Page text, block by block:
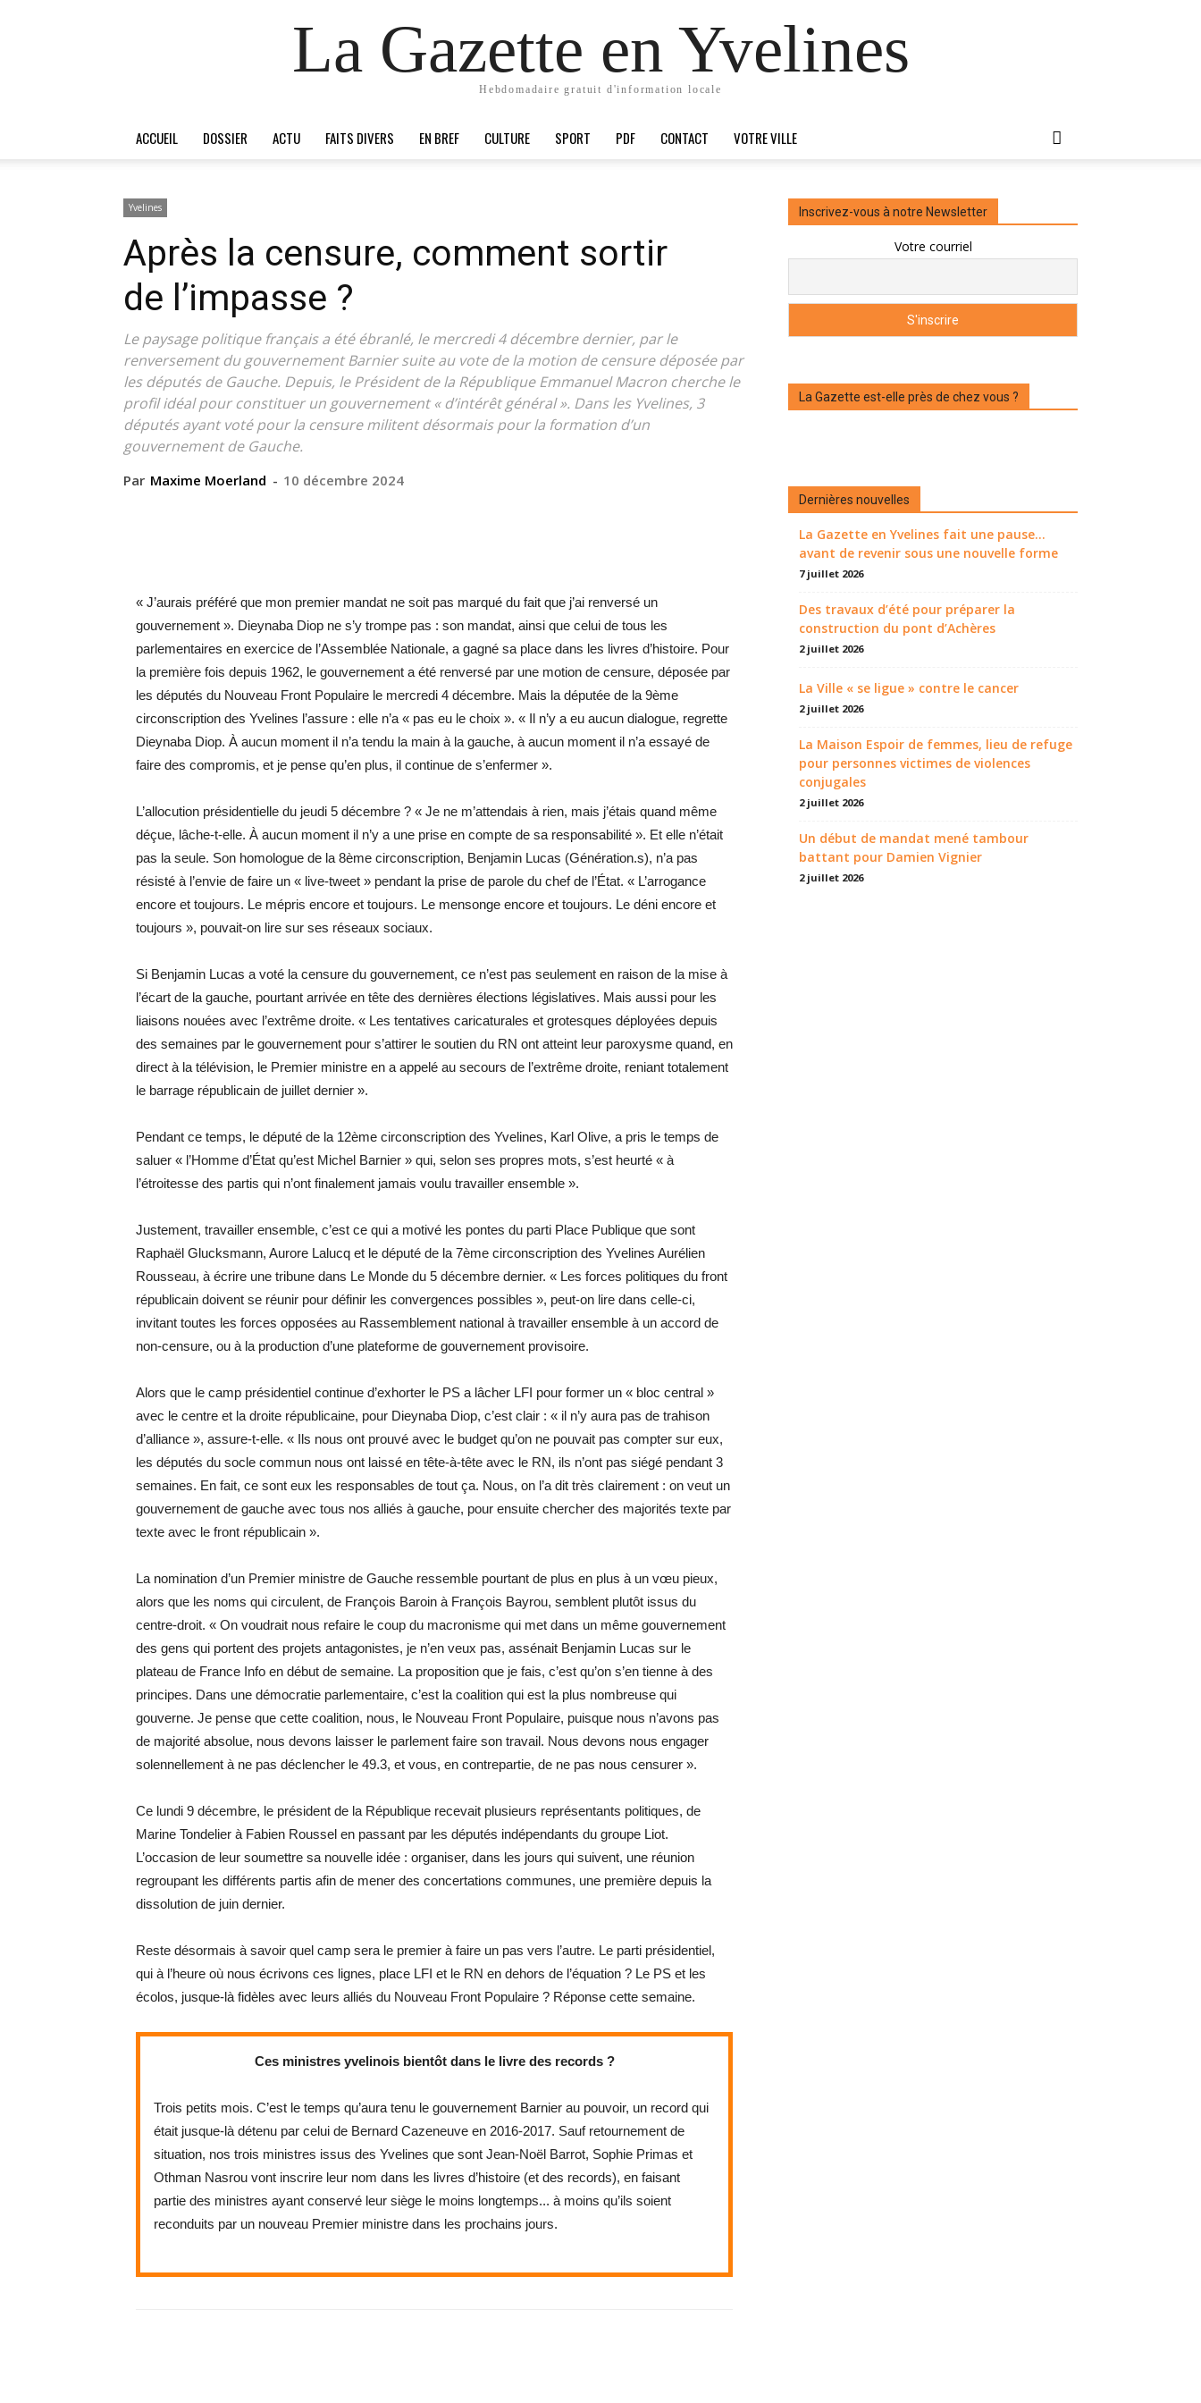
La Gazette en Yvelines
Hebdomadaire gratuit d'information locale
ACCUEIL DOSSIER ACTU FAITS DIVERS EN BREF CULTURE SPORT PDF CONTACT VOTRE VILLE
Yvelines
Après la censure, comment sortir
de l’impasse ?
Le paysage politique français a été ébranlé, le mercredi 4 décembre dernier, par le
renversement du gouvernement Barnier suite au vote de la motion de censure déposée par
les députés de Gauche. Depuis, le Président de la République Emmanuel Macron cherche le
profil idéal pour constituer un gouvernement « d’intérêt général ». Dans les Yvelines, 3
députés ayant voté pour la censure militent désormais pour la formation d’un
gouvernement de Gauche.
Par Maxime Moerland - 10 décembre 2024
« J’aurais préféré que mon premier mandat ne soit pas marqué du fait que j’ai renversé un
gouvernement ». Dieynaba Diop ne s’y trompe pas : son mandat, ainsi que celui de tous les
parlementaires en exercice de l’Assemblée Nationale, a gagné sa place dans les livres d’histoire. Pour
la première fois depuis 1962, le gouvernement a été renversé par une motion de censure, déposée par
les députés du Nouveau Front Populaire le mercredi 4 décembre. Mais la députée de la 9ème
circonscription des Yvelines l’assure : elle n’a « pas eu le choix ». « Il n’y a eu aucun dialogue, regrette
Dieynaba Diop. À aucun moment il n’a tendu la main à la gauche, à aucun moment il n’a essayé de
faire des compromis, et je pense qu’en plus, il continue de s’enfermer ».
L’allocution présidentielle du jeudi 5 décembre ? « Je ne m’attendais à rien, mais j’étais quand même
déçue, lâche-t-elle. À aucun moment il n’y a une prise en compte de sa responsabilité ». Et elle n’était
pas la seule. Son homologue de la 8ème circonscription, Benjamin Lucas (Génération.s), n’a pas
résisté à l’envie de faire un « live-tweet » pendant la prise de parole du chef de l’État. « L’arrogance
encore et toujours. Le mépris encore et toujours. Le mensonge encore et toujours. Le déni encore et
toujours », pouvait-on lire sur ses réseaux sociaux.
Si Benjamin Lucas a voté la censure du gouvernement, ce n’est pas seulement en raison de la mise à
l’écart de la gauche, pourtant arrivée en tête des dernières élections législatives. Mais aussi pour les
liaisons nouées avec l’extrême droite. « Les tentatives caricaturales et grotesques déployées depuis
des semaines par le gouvernement pour s’attirer le soutien du RN ont atteint leur paroxysme quand, en
direct à la télévision, le Premier ministre en a appelé au secours de l’extrême droite, reniant totalement
le barrage républicain de juillet dernier ».
Pendant ce temps, le député de la 12ème circonscription des Yvelines, Karl Olive, a pris le temps de
saluer « l’Homme d’État qu’est Michel Barnier » qui, selon ses propres mots, s’est heurté « à
l’étroitesse des partis qui n’ont finalement jamais voulu travailler ensemble ».
Justement, travailler ensemble, c’est ce qui a motivé les pontes du parti Place Publique que sont
Raphaël Glucksmann, Aurore Lalucq et le député de la 7ème circonscription des Yvelines Aurélien
Rousseau, à écrire une tribune dans Le Monde du 5 décembre dernier. « Les forces politiques du front
républicain doivent se réunir pour définir les convergences possibles », peut-on lire dans celle-ci,
invitant toutes les forces opposées au Rassemblement national à travailler ensemble à un accord de
non-censure, ou à la production d’une plateforme de ­gouvernement provisoire.
Alors que le camp présidentiel continue d’exhorter le PS a lâcher LFI pour former un « bloc central »
avec le centre et la droite républicaine, pour Dieynaba Diop, c’est clair : « il n’y aura pas de trahison
d’alliance », assure-t-elle. « Ils nous ont prouvé avec le budget qu’on ne pouvait pas compter sur eux,
les députés du socle commun nous ont laissé en tête-à-tête avec le RN, ils n’ont pas siégé pendant 3
semaines. En fait, ce sont eux les responsables de tout ça. Nous, on l’a dit très clairement : on veut un
gouvernement de gauche avec tous nos alliés à gauche, pour ensuite chercher des majorités texte par
texte avec le front républicain ».
La nomination d’un Premier ministre de Gauche ressemble pourtant de plus en plus à un vœu pieux,
alors que les noms qui circulent, de François Baroin à François Bayrou, semblent plutôt issus du
centre-droit. « On voudrait nous refaire le coup du macronisme qui met dans un même gouvernement
des gens qui portent des projets antagonistes, je n’en veux pas, assénait Benjamin Lucas sur le
plateau de France Info en début de semaine. La proposition que je fais, c’est qu’on s’en tienne à des
principes. Dans une démocratie parlementaire, c’est la coalition qui est la plus nombreuse qui
gouverne. Je pense que cette coalition, nous, le Nouveau Front Populaire, puisque nous n’avons pas
de majorité absolue, nous devons laisser le parlement faire son travail. Nous devons nous engager
solennellement à ne pas déclencher le 49.3, et vous, en contrepartie, de ne pas nous censurer ».
Ce lundi 9 décembre, le président de la République recevait plusieurs représentants politiques, de
Marine Tondelier à Fabien Roussel en passant par les députés indépendants du groupe Liot.
L’occasion de leur soumettre sa nouvelle idée : organiser, dans les jours qui suivent, une réunion
regroupant les différents partis afin de mener des concertations communes, une première depuis la
dissolution de juin dernier.
Reste désormais à savoir quel camp sera le premier à faire un pas vers l’autre. Le parti présidentiel,
qui à l’heure où nous écrivons ces lignes, place LFI et le RN en dehors de l’équation ? Le PS et les
écolos, jusque-là fidèles avec leurs alliés du Nouveau Front ­Populaire ? Réponse cette semaine.
Ces ministres yvelinois bientôt dans le livre des records ?
Trois petits mois. C’est le temps qu’aura tenu le gouvernement Barnier au pouvoir, un record qui
était jusque-là détenu par celui de Bernard Cazeneuve en 2016-2017. Sauf retournement de
situation, nos trois ministres issus des Yvelines que sont Jean-Noël Barrot, Sophie Primas et
Othman Nasrou vont inscrire leur nom dans les livres d’histoire (et des records), en faisant
partie des ministres ayant conservé leur siège le moins longtemps... à moins qu’ils soient
reconduits par un nouveau Premier ministre dans les prochains jours.
Inscrivez-vous à notre Newsletter
Votre courriel
La Gazette est-elle près de chez vous ?
Dernières nouvelles
La Gazette en Yvelines fait une pause...
avant de revenir sous une nouvelle forme
7 juillet 2026
Des travaux d’été pour préparer la
construction du pont d’Achères
2 juillet 2026
La Ville « se ligue » contre le cancer
2 juillet 2026
La Maison Espoir de femmes, lieu de refuge
pour personnes victimes de violences
conjugales
2 juillet 2026
Un début de mandat mené tambour
battant pour Damien Vignier
2 juillet 2026